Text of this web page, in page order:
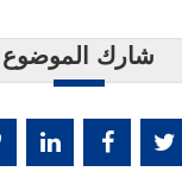
شارك الموضوع